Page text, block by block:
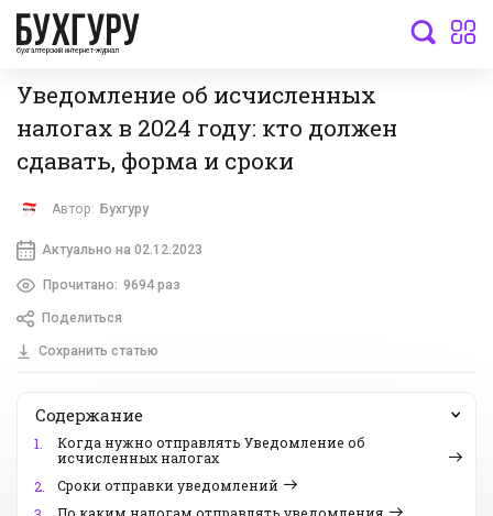
бухгалтерский интернет-журнал
Уведомление об исчисленных
налогах в 2024 году: кто должен
сдавать, форма и сроки
Автор: Бухгуру
Актуально на 02.12.2023
Прочитано: 9694 раз
Поделиться
Сохранить статью
Содержание
1.
Когда нужно отправлять Уведомление об
исчисленных налогах
2.
Сроки отправки уведомлений